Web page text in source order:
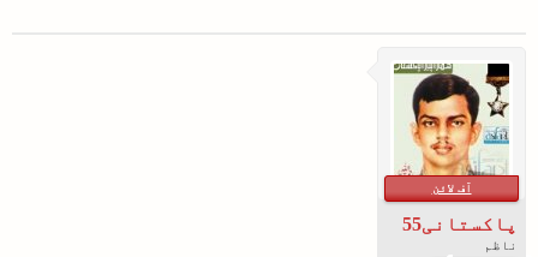
آف لائن
پاکستانی55
ناظم